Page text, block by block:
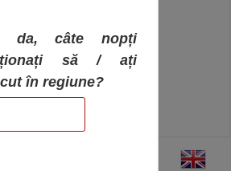
da, câte nopți
să / ați
în regiune?